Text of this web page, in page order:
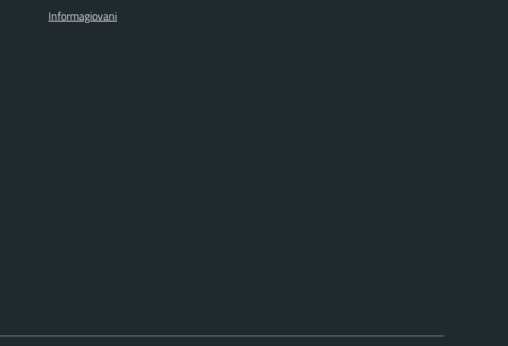
Informagiovani